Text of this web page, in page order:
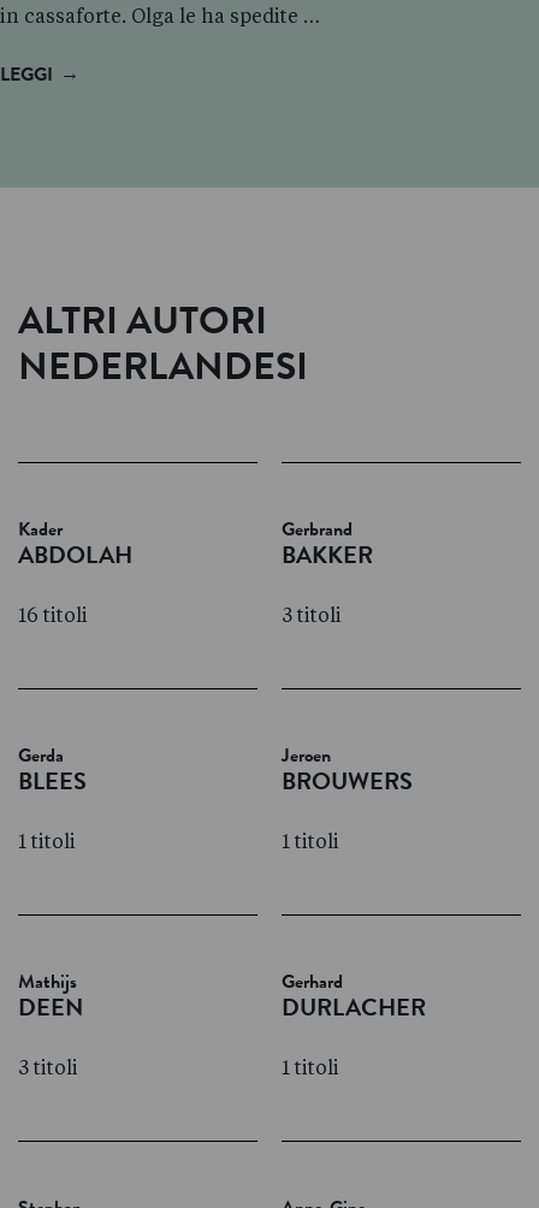
in cassaforte. Olga le ha spedite …
LEGGI →
ALTRI AUTORI
NEDERLANDESI
Kader
ABDOLAH
16 titoli
Gerbrand
BAKKER
3 titoli
Gerda
BLEES
1 titoli
Jeroen
BROUWERS
1 titoli
Mathijs
DEEN
3 titoli
Gerhard
DURLACHER
1 titoli